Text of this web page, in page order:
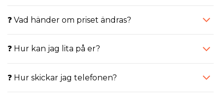
❓ Vad händer om priset ändras?
❓ Hur kan jag lita på er?
❓ Hur skickar jag telefonen?